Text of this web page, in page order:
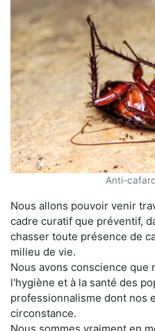
Anti-
Nous allons pouvoir venir
cadre curatif que préventif,
chasser toute présence de
milieu de vie.
Nous avons conscience
l'hygiène et à la santé des
professionnalisme dont nos
circonstance.
Nous sommes vraiment en